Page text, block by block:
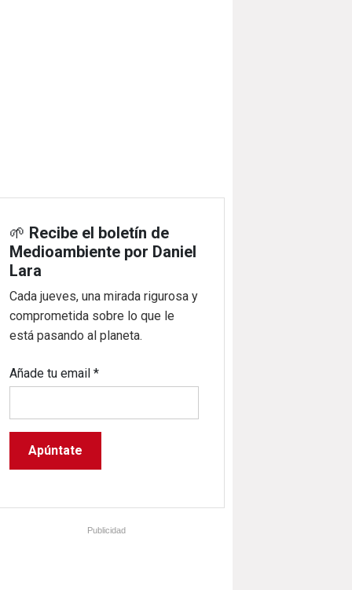
🌱 Recibe el boletín de
Medioambiente por Daniel
Lara
Cada jueves, una mirada rigurosa y
comprometida sobre lo que le
está pasando al planeta.
Añade tu email*
Publicidad